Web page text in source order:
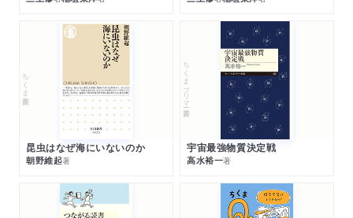
ちくま新書
昆虫はなぜ海にいないのか
朝野維起著
ちくまプリマー新書
宇宙最強物質決定戦
高水裕一著